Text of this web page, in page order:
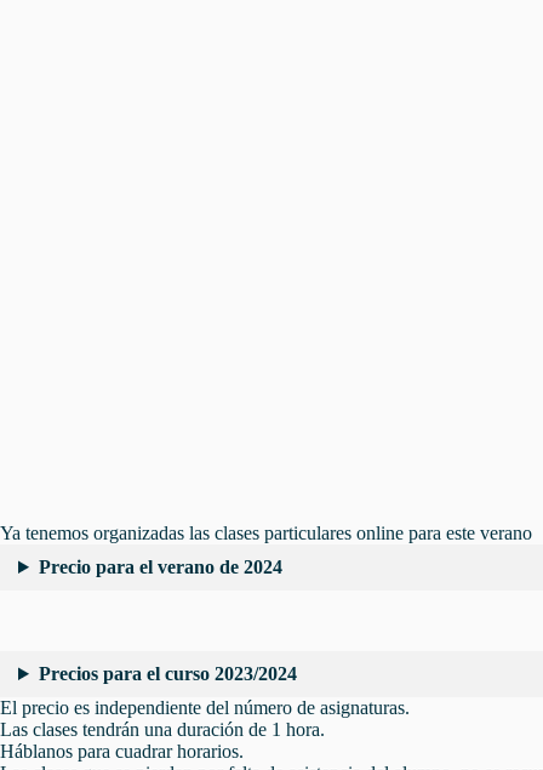
Ya tenemos organizadas las clases particulares online para este verano
Precio para el verano de 2024
Precios para el curso 2023/2024
El precio es independiente del número de asignaturas.
Las clases tendrán una duración de 1 hora.
Háblanos para cuadrar horarios.